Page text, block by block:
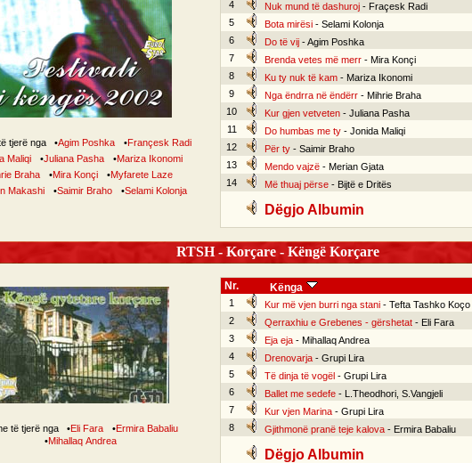
tjerë nga •Agim Poshka •Françesk Radi
Maliqi •Juliana Pasha •Mariza Ikonomi
Braha •Mira Konçi •Myfarete Laze
Makashi •Saimir Braho •Selami Kolonja
4
Nuk mund të dashuroj- Fraçesk Radi
5
Bota mirësi- Selami Kolonja
6
Do të vij- Agim Poshka
7
Brenda vetes më merr- Mira Konçi
8
Ku ty nuk të kam- Mariza Ikonomi
9
Nga ëndrra në ëndërr- Mihrie Braha
10
Kur gjen vetveten- Juliana Pasha
11
Do humbas me ty- Jonida Maliqi
12
Për ty- Saimir Braho
13
Mendo vajzë- Merian Gjata
14
Më thuaj përse- Bijtë e Dritës
Dëgjo Albumin
RTSH - Korçare - Këngë Korçare
të tjerë nga •Eli Fara •Ermira Babaliu
•Mihallaq Andrea
Nr. Kënga
1 Kur më vjen burri nga stani- Tefta Tashko Koço
2
Qerraxhiu e Grebenes - gërshetat- Eli Fara
3
Eja eja- Mihallaq Andrea
4
Drenovarja- Grupi Lira
5
Të dinja të vogël- Grupi Lira
6
Ballet me sedefe- L.Theodhori, S.Vangjeli
7
Kur vjen Marina- Grupi Lira
8
Gjithmonë pranë teje kalova- Ermira Babaliu
Dëgjo Albumin